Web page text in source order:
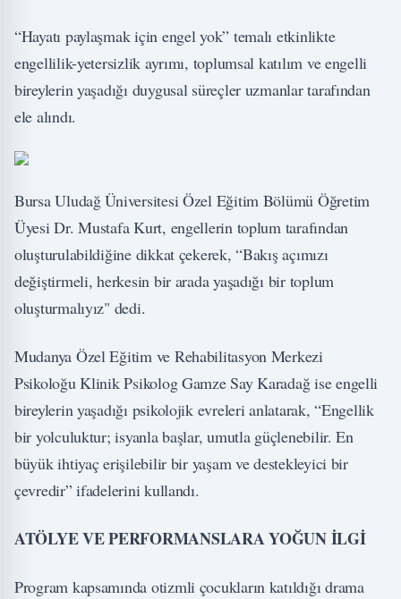
“Hayatı paylaşmak için engel yok” temalı etkinlikte
engellilik-yetersizlik ayrımı, toplumsal katılım ve engelli
bireylerin yaşadığı duygusal süreçler uzmanlar tarafından
ele alındı.
Bursa Uludağ Üniversitesi Özel Eğitim Bölümü Öğretim
Üyesi Dr. Mustafa Kurt, engellerin toplum tarafından
oluşturulabildiğine dikkat çekerek, “Bakış açımızı
değiştirmeli, herkesin bir arada yaşadığı bir toplum
oluşturmalıyız" dedi.
Mudanya Özel Eğitim ve Rehabilitasyon Merkezi
Psikoloğu Klinik Psikolog Gamze Say Karadağ ise engelli
bireylerin yaşadığı psikolojik evreleri anlatarak, “Engellik
bir yolculuktur; isyanla başlar, umutla güçlenebilir. En
büyük ihtiyaç erişilebilir bir yaşam ve destekleyici bir
çevredir” ifadelerini kullandı.
ATÖLYE VE PERFORMANSLARA YOĞUN İLGİ
Program kapsamında otizmli çocukların katıldığı drama